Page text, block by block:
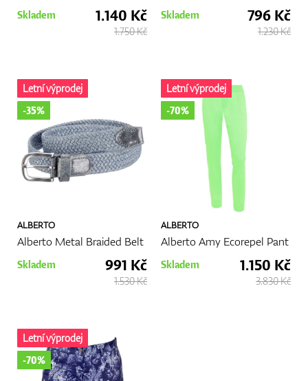
Dárkové poukazy
Skladem 1.140 Kč
1.750 Kč
Skladem 796 Kč
1.230 Kč
ALBERTO
Alberto Metal Braided Belt
Letní výprodej
-35%
Skladem 991 Kč
1.530 Kč
ALBERTO
Alberto Amy Ecorepel Pant
Letní výprodej
-70%
Skladem 1.150 Kč
3.830 Kč
Letní výprodej
-70%